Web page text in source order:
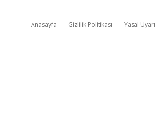
Anasayfa Gizlilik Politikası Yasal Uyarı